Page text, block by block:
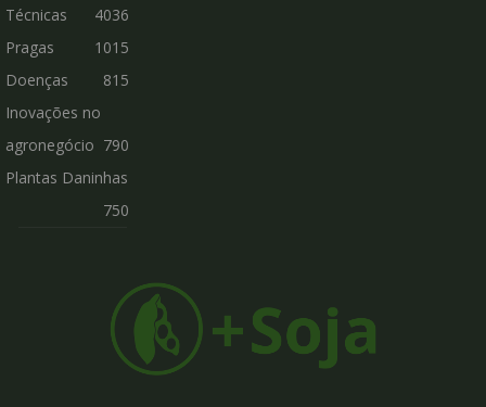
Técnicas
4036
Pragas
1015
Doenças
815
Inovações no
agronegócio 790
Plantas Daninhas
750